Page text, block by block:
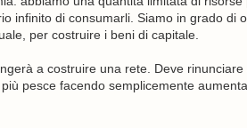
infinito di consumarli. Siamo in grado di
per costruire i beni di capitale.
a costruire una rete. Deve
pesce facendo semplicemente